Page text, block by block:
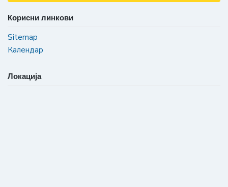
Корисни линкови
Sitemap
Календар
Локација